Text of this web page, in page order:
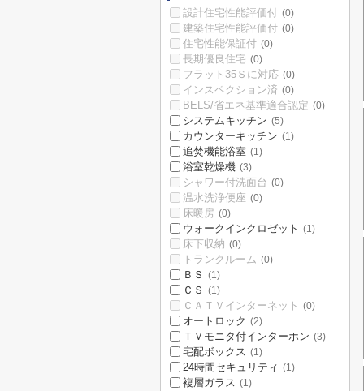
設計住宅性能評価付 (0)
建築住宅性能評価付 (0)
住宅性能保証付 (0)
長期優良住宅 (0)
フラット35Ｓに対応 (0)
インスペクション済 (0)
BELS/省エネ基準適合認定 (0)
システムキッチン (5)
カウンターキッチン (1)
追焚機能浴室 (1)
浴室乾燥機 (3)
シャワー付洗面台 (0)
温水洗浄便座 (0)
床暖房 (0)
ウォークインクロゼット (1)
床下収納 (0)
トランクルーム (0)
ＢＳ (1)
ＣＳ (1)
ＣＡＴＶインターネット (0)
オートロック (2)
ＴＶモニタ付インターホン (3)
宅配ボックス (1)
24時間セキュリティ (1)
複層ガラス (1)